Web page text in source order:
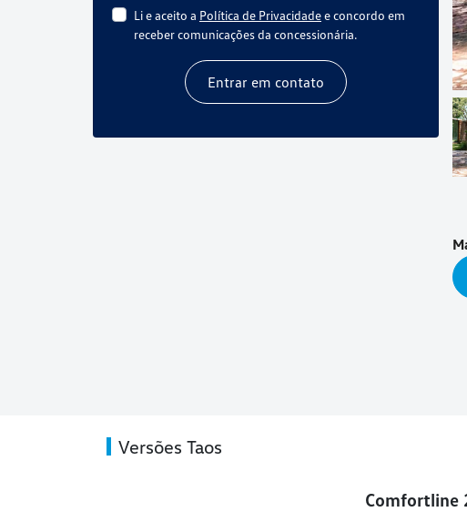
Li e aceito a Política de Privacidadee concordo em
receber comunicações da concessionária.
Entrar em contato
Versões Taos
Comfortline